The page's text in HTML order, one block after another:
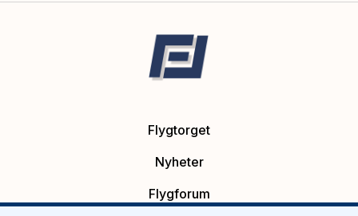
Flygtorget
Nyheter
Flygforum